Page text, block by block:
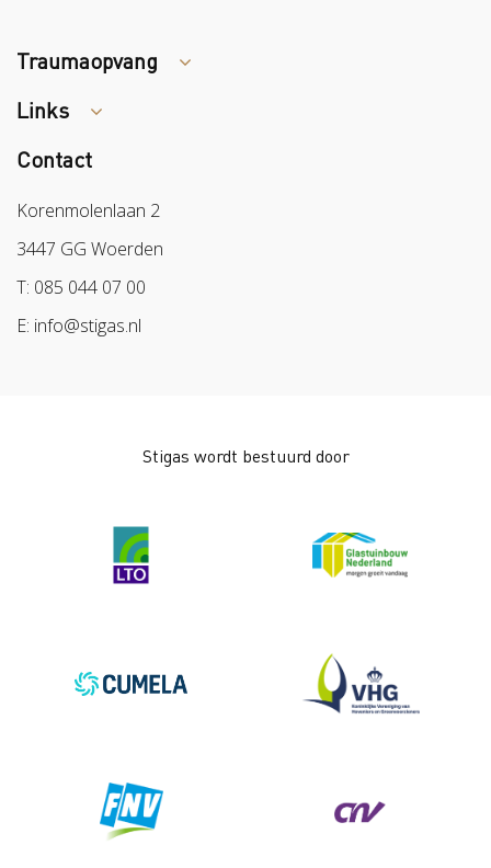
Traumaopvang
Tips arbocatalogus?
Links
Colland
Sazas
BPL
Arbeidsmarkt
Contact
Korenmolenlaan 2
3447 GG Woerden
T: 085 044 07 00
E: info@stigas.nl
Stigas wordt bestuurd door